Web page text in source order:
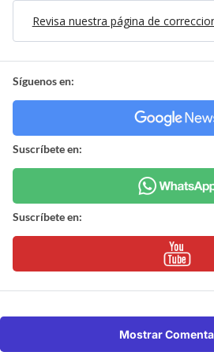
Revisa nuestra página de
Síguenos en:
Suscríbete en:
Suscríbete en:
Mostrar